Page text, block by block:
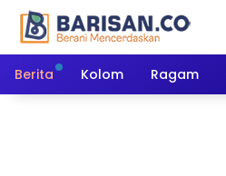
Berita Kolom Ragam